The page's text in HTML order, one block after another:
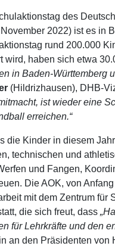
des
2022) ist es in
rund 200.000
wird, haben sich etwa
in Baden-Württemberg
(Hildrizhausen), DHB-
ist wieder eine
erreichen.“
die Kinder in diesem
technischen und
und Fangen,
Die AOK, von
mit dem Zentrum für
die sich freut, dass
für Lehrkräfte und den
an den Präsidenten von